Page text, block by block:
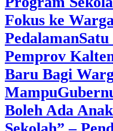
Fokus ke
Pedalaman
Pemprov
Baru Bagi
Mampu
Boleh Ada